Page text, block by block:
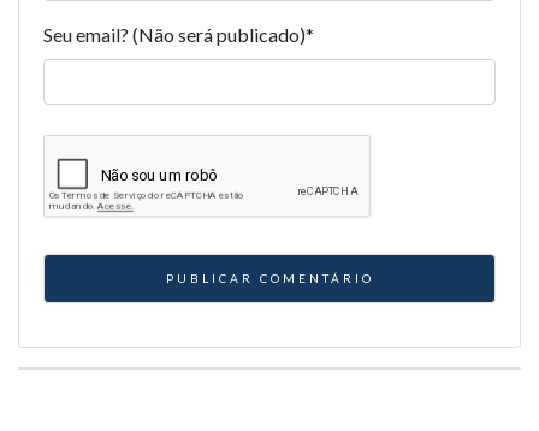
Seu email? (Não será publicado)*